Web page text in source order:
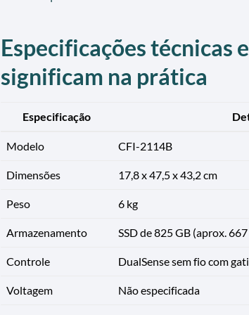
Especificações técnicas
significam na prática
Especificação
Modelo CFI-2114B
Dimensões 17,8 x 47,5 x 43,2 cm
Peso 6 kg
Armazenamento SSD de 825 GB (aprox.
Controle DualSense sem fio com
Voltagem Não especificada